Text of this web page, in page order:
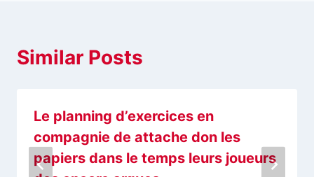
Similar Posts
Le planning d’exercices en
compagnie de attache don les
papiers dans le temps leurs joueurs